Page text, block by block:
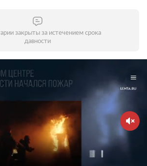
закрыты за истечением срока
давности